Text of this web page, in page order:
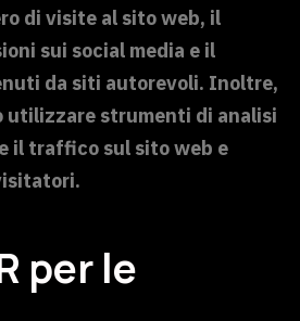
di visite al sito web, il
sui social media e il
da siti autorevoli. Inoltre,
utilizzare strumenti di analisi
il traffico sul sito web e
per le